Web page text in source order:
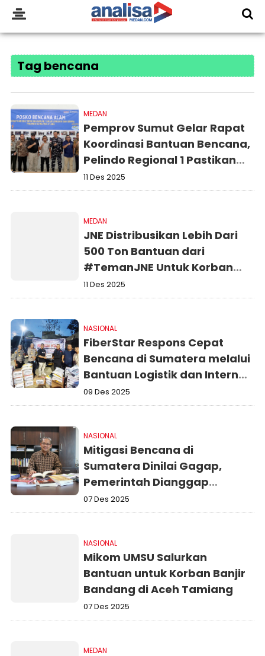
Tag bencana
MEDAN
Pemprov Sumut Gelar Rapat
Koordinasi Bantuan Bencana,
Pelindo Regional 1 Pastikan
Kesiapan Pelabuhan
Belawan
11 Des 2025
MEDAN
JNE Distribusikan Lebih Dari
500 Ton Bantuan dari
#TemanJNE Untuk Korban
Bencana Sumatera
11 Des 2025
NASIONAL
FiberStar Respons Cepat
Bencana di Sumatera melalui
Bantuan Logistik dan Internet
Darurat Starlink
09 Des 2025
NASIONAL
Mitigasi Bencana di
Sumatera Dinilai Gagap,
Pemerintah Dianggap
Lamban Ambil Keputusan
07 Des 2025
NASIONAL
Mikom UMSU Salurkan
Bantuan untuk Korban Banjir
Bandang di Aceh Tamiang
07 Des 2025
MEDAN